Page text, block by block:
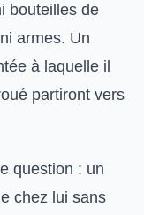
bouteilles de
armes. Un
à laquelle il
partiront vers
question : un
chez lui sans